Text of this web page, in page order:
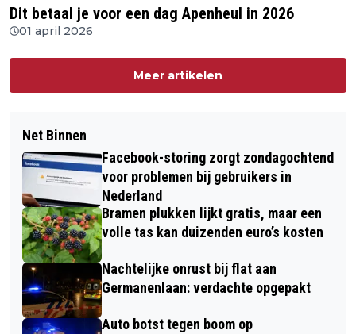
Dit betaal je voor een dag Apenheul in 2026
01 april 2026
Meer artikelen
Net Binnen
Facebook-storing zorgt zondagochtend
voor problemen bij gebruikers in
Nederland
Bramen plukken lijkt gratis, maar een
volle tas kan duizenden euro’s kosten
Nachtelijke onrust bij flat aan
Germanenlaan: verdachte opgepakt
Auto botst tegen boom op